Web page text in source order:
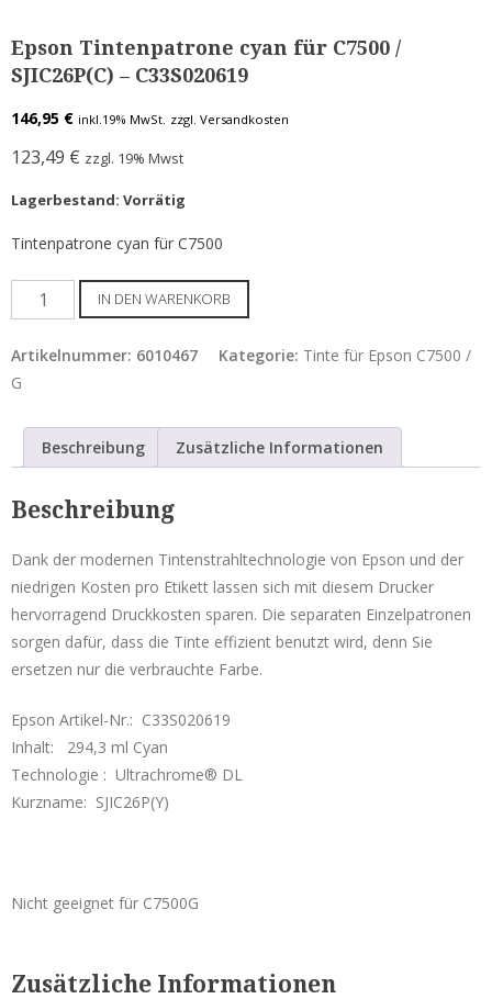
Etiketten für Epson C831
Tinte für Epson GP-C831
Tinte für Epson C8000
LEASING Epson
Service & Reparatur
Besucherausweise & Tickets
Hofläden
Smart Label Printer
Zubehör POS-Drucker
Epson Tintenpatrone cyan für C7500 /
SJIC26P(C) – C33S020619
146,95 € inkl.19% MwSt. zzgl. Versandkosten
123,49 € zzgl. 19% Mwst
Lagerbestand: Vorrätig
Tintenpatrone cyan für C7500
Epson
Tintenpatrone
cyan
für
SJIC26P(C)
C33S020619
IN DEN WARENKORB
Artikelnummer: 6010467 Kategorie: Tinte für Epson C7500 /
G
Beschreibung Zusätzliche Informationen
Beschreibung
Dank der modernen Tintenstrahltechnologie von Epson und der
niedrigen Kosten pro Etikett lassen sich mit diesem Drucker
hervorragend Druckkosten sparen. Die separaten Einzelpatronen
sorgen dafür, dass die Tinte effizient benutzt wird, denn Sie
ersetzen nur die verbrauchte Farbe.
Epson Artikel-Nr.: C33S020619
Inhalt: 294,3 ml Cyan
Technologie : Ultrachrome® DL
Kurzname: SJIC26P(Y)
Nicht geeignet für C7500G
Zusätzliche Informationen